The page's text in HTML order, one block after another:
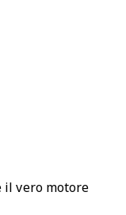
il vero motore